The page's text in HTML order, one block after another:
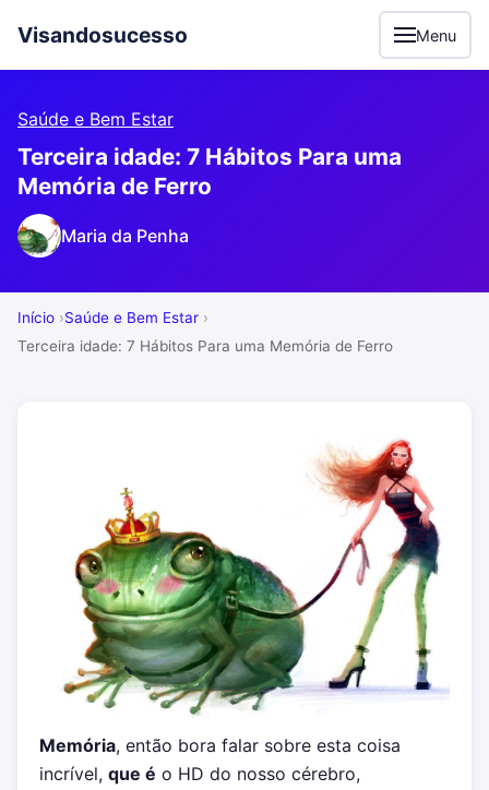
Visandosucesso Menu
Saúde e Bem Estar
Terceira idade: 7 Hábitos Para uma
Memória de Ferro
Maria da Penha
Início
Saúde e Bem Estar
Terceira idade: 7 Hábitos Para uma Memória de Ferro
Memória, então bora falar sobre esta coisa
incrível, que é o HD do nosso cérebro,